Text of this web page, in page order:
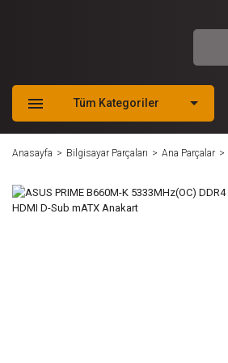
Tüm Kategoriler
Anasayfa Bilgisayar Parçaları Ana Parçalar